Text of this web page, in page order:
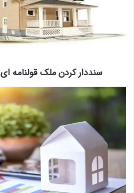
سنددار کردن ملک قولنامه